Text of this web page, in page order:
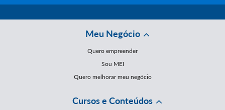
Meu Negócio
Quero empreender
Sou MEI
Quero melhorar meu negócio
Cursos e Conteúdos